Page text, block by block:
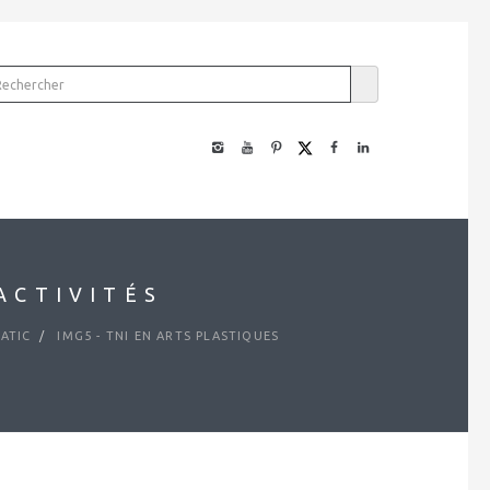
IMG5 - TNI EN ARTS PLASTIQUES